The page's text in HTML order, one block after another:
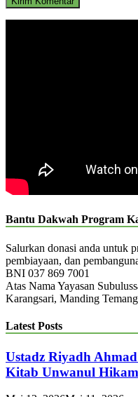
Bantu Dakwah Program
Salurkan donasi anda untuk
pembiayaan, dan
BNI 037 869 7001
Atas Nama Yayasan
Karangsari, Manding
Latest Posts
Ustadz Riyadh
Kitab Unwanul